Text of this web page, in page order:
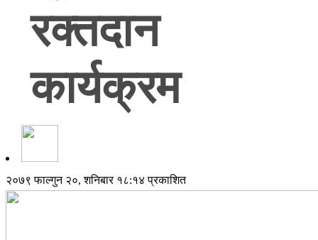
रक्तदान
कार्यक्रम
२०७९ फाल्गुन २०, शनिबार १८:१४ प्रकाशित